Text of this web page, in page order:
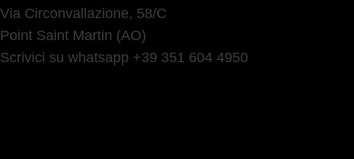
Via Circonvallazione, 58/C
Point Saint Martin (AO)
Scrivici su whatsapp +39 351 604 4950